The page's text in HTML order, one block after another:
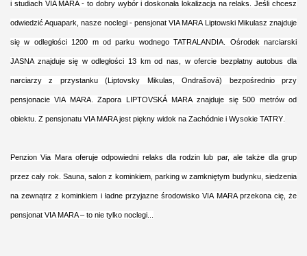
i studiach VIA MARA - to dobry wybór i doskonała lokalizacja na relaks. Jeśli chcesz
odwiedzić Aquapark, nasze noclegi - pensjonat VIA MARA Liptowski Mikulasz znajduje
się w odległości 1200 m od parku wodnego TATRALANDIA. Ośrodek narciarski
JASNA znajduje się w odległości 13 km od nas, w ofercie bezpłatny autobus dla
narciarzy z przystanku (Liptovsky Mikulas, Ondrašová) bezpośrednio przy
pensjonacie VIA MARA.Zapora L IPTOVSKÁ MARA znajduje się 500 metrów od
obiektu. Z pensjonatuVIA MARA jest piękny widok na Zachódniei Wysokie TATRY.
Penzion Via Mara oferuje odpowiedni relaks dla rodzin lub par, ale także dla grup
przez cały rok. Sauna, salon z kominkiem, parking w zamkniętym budynku, siedzenia
na zewnątrz z kominkiem i ładne przyjazne środowisko VIA MARA przekona cię, że
pensjonatVIAMARA – to nie tylko noclegi...